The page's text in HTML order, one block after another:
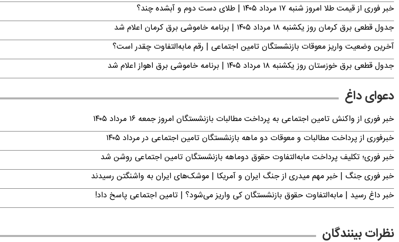
خبر فوری از قیمت طلا امروز شنبه ۱۷ مرداد ۱۴۰۵ | طلای دست دوم و آبشده چند؟
جدول قطعی برق کرمان روز یکشنبه ۱۸ مرداد ۱۴۰۵ | برنامه خاموشی برق کرمان اعلام شد
آخرین وضعیت واریز معوقات بازنشستگان تامین اجتماعی | رقم مابه‌التفاوت چقدر است؟
جدول قطعی برق خوزستان روز یکشنبه ۱۸ مرداد ۱۴۰۵ | برنامه خاموشی برق اهواز اعلام شد
دعوای داغ
خبر فوری از واکنش تامین اجتماعی به پرداخت مطالبات بازنشستگان امروز جمعه ۱۶ مرداد ۱۴۰۵
خبرفوری از پرداخت مطالبات و معوقات دو ماهه بازنشستگان تامین اجتماعی در مرداد ۱۴۰۵
خبر فوری؛ تکلیف پرداخت مابه‌التفاوت حقوق دوماهه بازنشستگان تامین اجتماعی روشن شد
خبر فوری جنگ | خبر مهم میدری از جنگ ایران و آمریکا | موشک‌های ایران به واشنگتن رسیدند
خبر داغ رسید | مابه‌التفاوت حقوق بازنشستگان کی واریز می‌شود؟ | تامین اجتماعی پاسخ داد!
نظرات بینندگان